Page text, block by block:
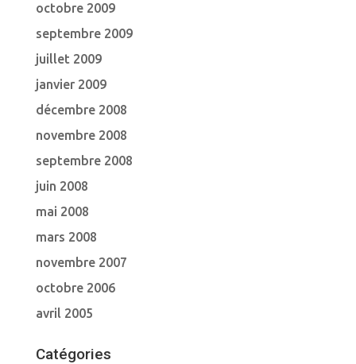
octobre 2009
septembre 2009
juillet 2009
janvier 2009
décembre 2008
novembre 2008
septembre 2008
juin 2008
mai 2008
mars 2008
novembre 2007
octobre 2006
avril 2005
Catégories